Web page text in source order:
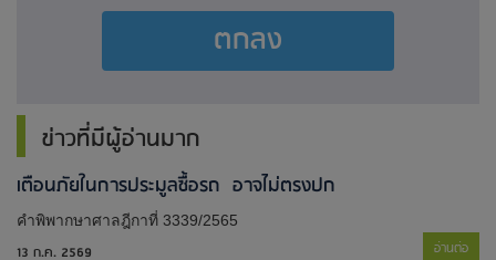
ตกลง
ข่าวที่มีผู้อ่านมาก
เตือนภัยในการประมูลซื้อรถ อาจไม่ตรงปก
คำพิพากษาศาลฎีกาที่ 3339/2565
13 ก.ค. 2569 อ่านต่อ